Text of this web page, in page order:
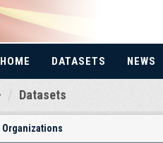
HOME DATASETS NEWS
Datasets
Organizations